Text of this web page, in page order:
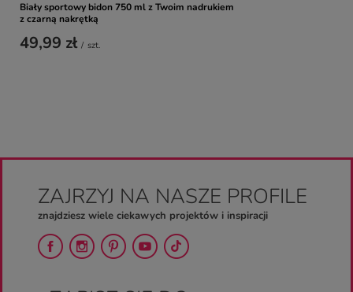
Biały sportowy bidon 750 ml z Twoim nadrukiem
z czarną nakrętką
49,99 zł / szt.
ZAJRZYJ NA NASZE PROFILE
znajdziesz wiele ciekawych projektów i inspiracji